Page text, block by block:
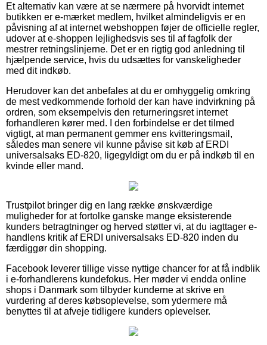
Et alternativ kan være at se nærmere på hvorvidt internet
butikken er e-mærket medlem, hvilket almindeligvis er en
påvisning af at internet webshoppen føjer de officielle regler,
udover at e-shoppen lejlighedsvis ses til af fagfolk der
mestrer retningslinjerne. Det er en rigtig god anledning til
hjælpende service, hvis du udsættes for vanskeligheder
med dit indkøb.
Herudover kan det anbefales at du er omhyggelig omkring
de mest vedkommende forhold der kan have indvirkning på
ordren, som eksempelvis den returneringsret internet
forhandleren kører med. I den forbindelse er det tilmed
vigtigt, at man permanent gemmer ens kvitteringsmail,
således man senere vil kunne påvise sit køb af ERDI
universalsaks ED-820, ligegyldigt om du er på indkøb til en
kvinde eller mand.
Trustpilot bringer dig en lang række ønskværdige
muligheder for at fortolke ganske mange eksisterende
kunders betragtninger og herved støtter vi, at du iagttager e-
handlens kritik af ERDI universalsaks ED-820 inden du
færdiggør din shopping.
Facebook leverer tillige visse nyttige chancer for at få indblik
i e-forhandlerens kundefokus. Her møder vi endda online
shops i Danmark som tilbyder kunderne at skrive en
vurdering af deres købsoplevelse, som ydermere må
benyttes til at afveje tidligere kunders oplevelser.